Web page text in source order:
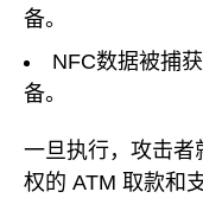
备。
NFC数据被捕
备。
一旦执行，攻击者
权的 ATM 取款和